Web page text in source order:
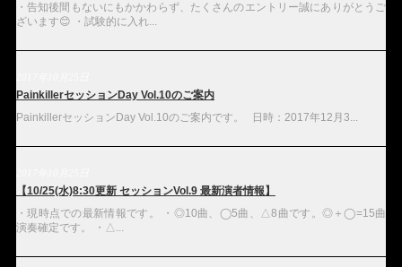
・告知後間もないにもかかわらず、たくさんのエントリー誠にありがとうご
ざいます😊 ・試験的に入れ...
PainkillerセッションDay Vol.10のご案内
PainkillerセッションDay Vol.10のご案内です。 日時：2017年12月3...
【10/25(水)8:30更新 セッションVol.9 最新演者情報】
・現時点での最新情報です。 ・◎10曲、◯5曲、△8曲です。◎＋◯=15曲
演奏確定です。 ・△...